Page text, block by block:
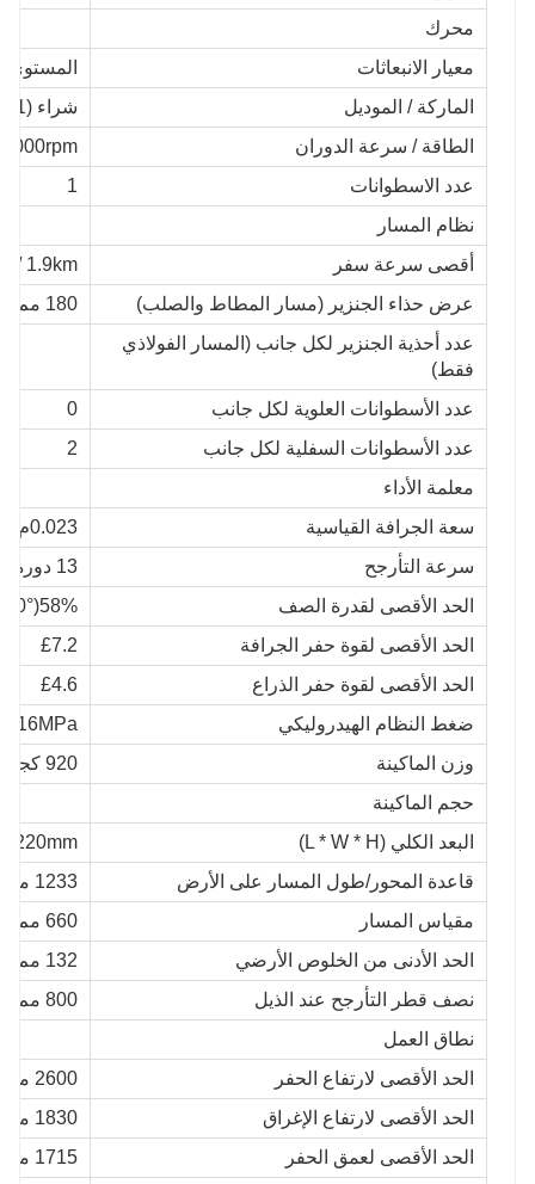
محرك
معيار الانبعاثات
المستوى 3 / المرحلة III
الماركة / الموديل
شراء (KD192F-1)
الطاقة / سرعة الدوران
عدد الاسطوانات
1
نظام المسار
أقصى سرعة سفر
1.9km / ساعة
عرض حذاء الجنزير (مسار المطاط والصلب)
180 مم
عدد أحذية الجنزير لكل جانب (المسار الفولاذي
فقط)
عدد الأسطوانات العلوية لكل جانب
0
عدد الأسطوانات السفلية لكل جانب
2
معلمة الأداء
سعة الجرافة القياسية
0.023م³
سرعة التأرجح
13 دورة / دقيقة
الحد الأقصى لقدرة الصف
58%(30°)
الحد الأقصى لقوة حفر الجرافة
£7.2
الحد الأقصى لقوة حفر الذراع
£4.6
ضغط النظام الهيدروليكي
16MPa
وزن الماكينة
920 كجم
حجم الماكينة
البعد الكلي (L * W * H)
قاعدة المحور/طول المسار على الأرض
1233 مم
مقياس المسار
660 مم
الحد الأدنى من الخلوص الأرضي
132 مم
نصف قطر التأرجح عند الذيل
800 مم
نطاق العمل
الحد الأقصى لارتفاع الحفر
2600 مم
الحد الأقصى لارتفاع الإغراق
1830 مم
الحد الأقصى لعمق الحفر
1715 مم